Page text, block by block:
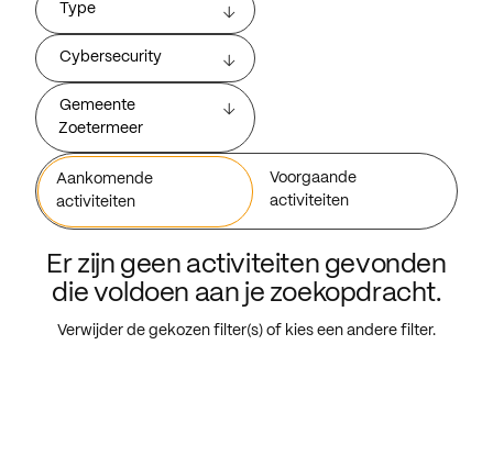
Type
Cybersecurity
Gemeente
Zoetermeer
Aankomende
activiteiten
Voorgaande
activiteiten
Er zijn geen activiteiten gevonden
die voldoen aan je zoekopdracht.
Verwijder de gekozen filter(s) of kies een andere filter.